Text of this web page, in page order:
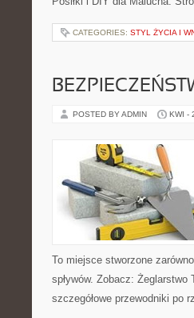
CATEGORIES: STYL ŻYCIA I
POSTED BY ADMIN KWI -
To miejsce stworzone
spływów. Zobacz:
szczegółowe przewodniki po